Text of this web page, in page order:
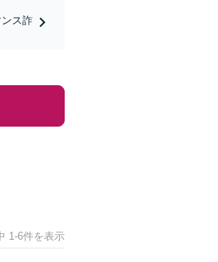
ス詐
1-6件を表示